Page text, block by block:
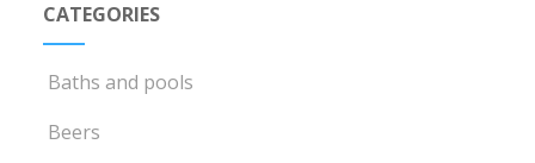
CATEGORIES
Baths and pools
Beers